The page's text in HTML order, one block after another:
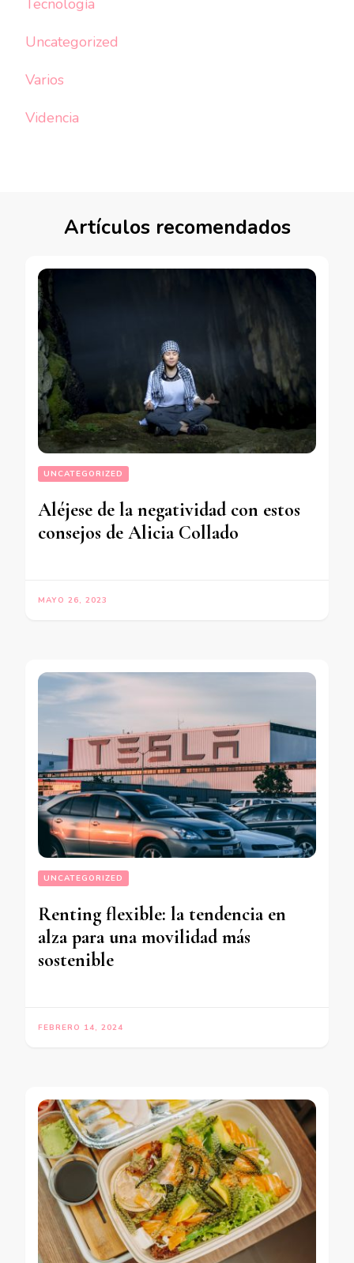
Tecnología
Uncategorized
Varios
Videncia
Artículos recomendados
UNCATEGORIZED
Aléjese de la negatividad con estos
consejos de Alicia Collado
MAYO 26, 2023
UNCATEGORIZED
Renting flexible: la tendencia en
alza para una movilidad más
sostenible
FEBRERO 14, 2024